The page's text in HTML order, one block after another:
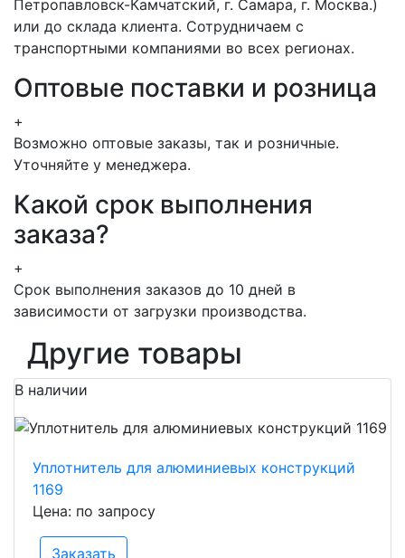
Петропавловск-Камчатский, г. Самара, г. Москва.)
или до склада клиента. Сотрудничаем с
транспортными компаниями во всех регионах.
Оптовые поставки и розница
+
Возможно оптовые заказы, так и розничные.
Уточняйте у менеджера.
Какой срок выполнения
заказа?
+
Срок выполнения заказов до 10 дней в
зависимости от загрузки производства.
Другие товары
В наличии
Уплотнитель для алюминиевых конструкций
1169
Цена: по запросу
Заказать